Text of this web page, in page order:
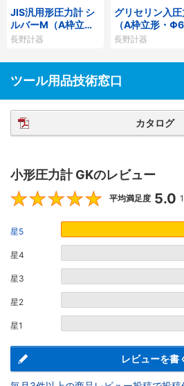
JIS汎用形圧力計 シ
ルバーM（A枠立
形・Φ60・テーパー
長野計器
グリセリン入
（A枠立形・
GV50-173
長野計器
ツール用品技術窓口
カタログ
小形圧力計 GKのレビュー
平均満足度 5.0
星5
星4
星3
星2
星1
レビューを書